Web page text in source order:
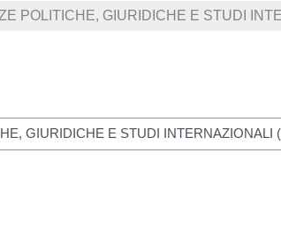
POLITICHE, GIURIDICHE E STUDI